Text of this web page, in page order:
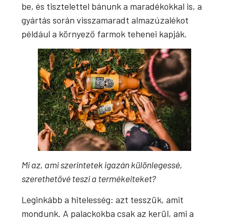
be, és tisztelettel bánunk a maradékokkal is, a
gyártás során visszamaradt almazúzalékot
például a környező farmok tehenei kapják.
Mi az, ami szerintetek igazán különlegessé,
szerethetővé teszi a termékeiteket?
Leginkább a hitelesség: azt tesszük, amit
mondunk. A palackokba csak az kerül, ami a